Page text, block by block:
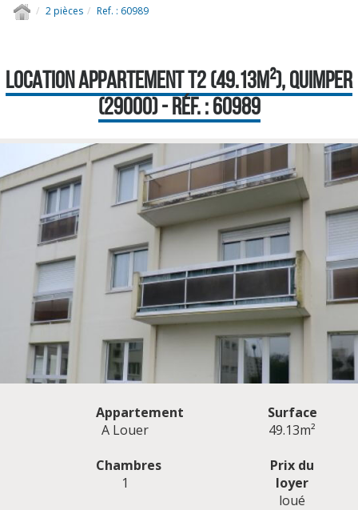
2 pièces Ref. : 60989
LOCATION APPARTEMENT T2 (49.13M²), QUIMPER
(29000) - RÉF. : 60989
Appartement
A Louer
Surface
49.13m²
Chambres
1
Prix du
loyer
loué